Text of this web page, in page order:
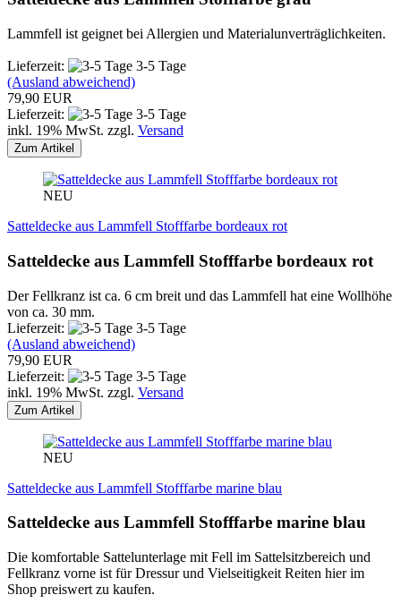
Lammfell ist geignet bei Allergien und Materialunverträglichkeiten.
Lieferzeit:
3-5 Tage
(Ausland abweichend)
79,90 EUR
Lieferzeit:
3-5 Tage
inkl. 19% MwSt. zzgl. Versand
Zum Artikel
NEU
Satteldecke aus Lammfell Stofffarbe bordeaux rot
Satteldecke aus Lammfell Stofffarbe bordeaux rot
Der Fellkranz ist ca. 6 cm breit und das Lammfell hat eine Wollhöhe
von ca. 30 mm.
Lieferzeit:
3-5 Tage
(Ausland abweichend)
79,90 EUR
Lieferzeit:
3-5 Tage
inkl. 19% MwSt. zzgl. Versand
Zum Artikel
NEU
Satteldecke aus Lammfell Stofffarbe marine blau
Satteldecke aus Lammfell Stofffarbe marine blau
Die komfortable Sattelunterlage mit Fell im Sattelsitzbereich und
Fellkranz vorne ist für Dressur und Vielseitigkeit Reiten hier im
Shop preiswert zu kaufen.